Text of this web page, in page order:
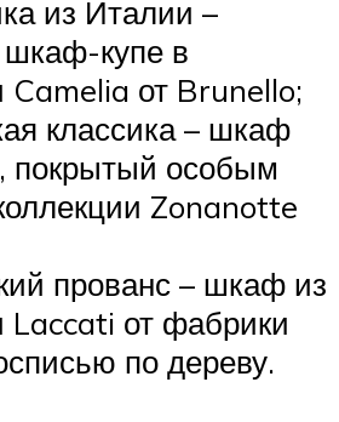
из Италии –
купе в
Camelia от Brunello;
классика – шкаф
покрытый особым
Zonanotte
прованс – шкаф из
Laccati от фабрики
по дереву.